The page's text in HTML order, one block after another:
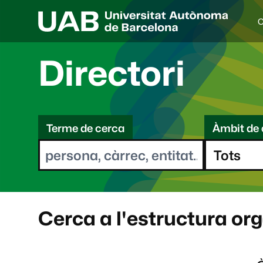
I
d
i
a
e
l
e
o
t
Directori
C
eTerme de cerca Àmbit de
Cerca a l'estructura